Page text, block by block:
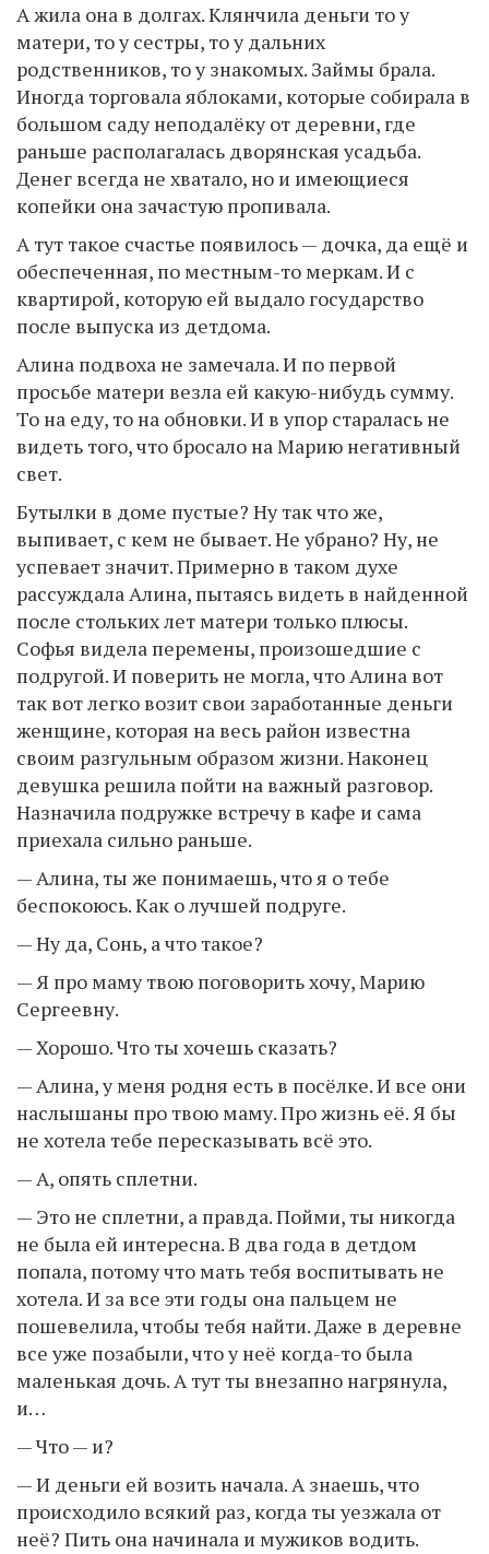
А жила она в долгах. Клянчила деньги то у
матери, то у сестры, то у дальних
родственников, то у знакомых. Займы брала.
Иногда торговала яблоками, которые собирала в
большом саду неподалёку от деревни, где
раньше располагалась дворянская усадьба.
Денег всегда не хватало, но и имеющиеся
копейки она зачастую пропивала.
А тут такое счастье появилось — дочка, да ещё и
обеспеченная, по местным-то меркам. И с
квартирой, которую ей выдало государство
после выпуска из детдома.
Алина подвоха не замечала. И по первой
просьбе матери везла ей какую-нибудь сумму.
То на еду, то на обновки. И в упор старалась не
видеть того, что бросало на Марию негативный
свет.
Бутылки в доме пустые? Ну так что же,
выпивает, с кем не бывает. Не убрано? Ну, не
успевает значит. Примерно в таком духе
рассуждала Алина, пытаясь видеть в найденной
после стольких лет матери только плюсы.
Софья видела перемены, произошедшие с
подругой. И поверить не могла, что Алина вот
так вот легко возит свои заработанные деньги
женщине, которая на весь район известна
своим разгульным образом жизни. Наконец
девушка решила пойти на важный разговор.
Назначила подружке встречу в кафе и сама
приехала сильно раньше.
— Алина, ты же понимаешь, что я о тебе
беспокоюсь. Как о лучшей подруге.
— Ну да, Сонь, а что такое?
— Я про маму твою поговорить хочу, Марию
Сергеевну.
— Хорошо. Что ты хочешь сказать?
— Алина, у меня родня есть в посёлке. И все они
наслышаны про твою маму. Про жизнь её. Я бы
не хотела тебе пересказывать всё это.
— А, опять сплетни.
— Это не сплетни, а правда. Пойми, ты никогда
не была ей интересна. В два года в детдом
попала, потому что мать тебя воспитывать не
хотела. И за все эти годы она пальцем не
пошевелила, чтобы тебя найти. Даже в деревне
все уже позабыли, что у неё когда-то была
маленькая дочь. А тут ты внезапно нагрянула,
и…
— Что — и?
— И деньги ей возить начала. А знаешь, что
происходило всякий раз, когда ты уезжала от
неё? Пить она начинала и мужиков водить.